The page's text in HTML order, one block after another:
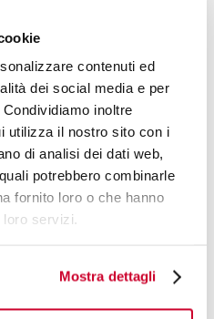
contenuti ed
dei social media e per
inoltre
utilizza il nostro sito con i
di analisi dei dati web,
potrebbero combinarle
fornito loro o che hanno
servizi.
Mostra dettagli